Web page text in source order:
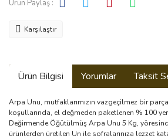
Ürün Paylaş :
Karşılaştır
Ürün Bilgisi Yorumlar Taksit
Arpa Unu, mutfaklarımızın vazgeçilmez bir
koşullarında, el değmeden paketlenen % 100
Değirmende Öğütülmüş Arpa Unu 5 Kg,
ürünlerden üretilen Un ile sofralarınıza lezzet